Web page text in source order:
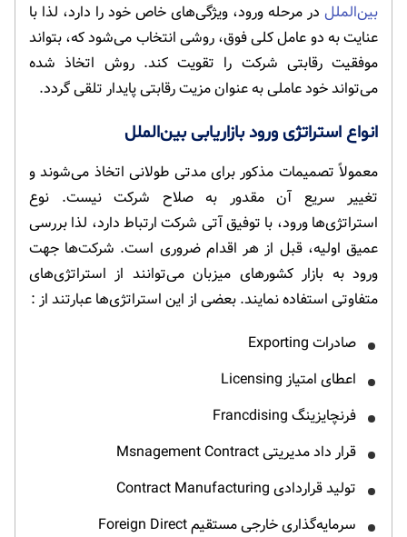
بین‌الملل در مرحله ورود، ویژگی‌های خاص خود را دارد، لذا با
عنایت به دو عامل کلی فوق، روشی انتخاب می‌شود که، بتواند
موفقیت رقابتی شرکت را تقویت کند. روش اتخاذ شده
می‌تواند خود عاملی به عنوان مزیت رقابتی پایدار تلقی گردد.
انواع استراتژی ورود بازاریابی بین‌الملل
معمولاً تصمیمات مذکور برای مدتی طولانی اتخاذ می‌شوند و
تغییر سریع آن مقدور به صلاح شرکت نیست. نوع
استراتژی‌ها ورود، با توفیق آتی شرکت ارتباط دارد، لذا بررسی
عمیق اولیه، قبل از هر اقدام ضروری است. شرکت‌ها جهت
ورود به بازار کشورهای میزبان می‌توانند از استراتژی‌های
متفاوتی استفاده نمایند. بعضی از این استراتژی‌ها عبارتند از :
صادرات Exporting
اعطای امتیاز Licensing
فرنچایزینگ Francdising
قرار داد مدیریتی Msnagement Contract
تولید قراردادی Contract Manufacturing
سرمایه‌گذاری خارجی مستقیم Foreign Direct